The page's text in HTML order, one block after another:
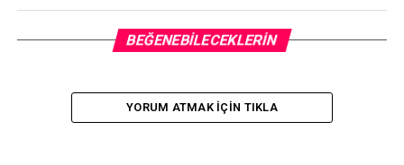
BEĞENEBILECEKLERIN
YORUM ATMAK IÇIN TIKLA